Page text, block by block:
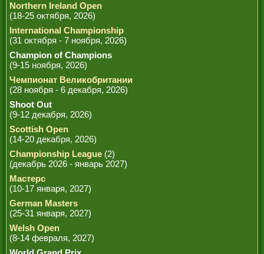
Northern Ireland Open
(18-25 октября, 2026)
International Championship
(31 октября - 7 ноября, 2026)
Champion of Champions
(9-15 ноября, 2026)
Чемпионат Великобритании
(28 ноября - 6 декабря, 2026)
Shoot Out
(9-12 декабря, 2026)
Scottish Open
(14-20 декабря, 2026)
Championship League (2)
(декабрь 2026 - январь 2027)
Мастерс
(10-17 января, 2027)
German Masters
(25-31 января, 2027)
Welsh Open
(8-14 февраля, 2027)